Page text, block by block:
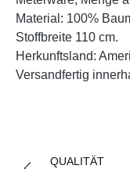
Material: 100%
Stoffbreite 110 cm.
Herkunftsland:
Versandfertig
QUALITÄT